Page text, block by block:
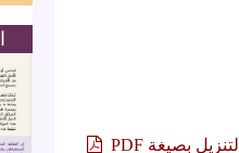
التنزيل بصيغة PDF